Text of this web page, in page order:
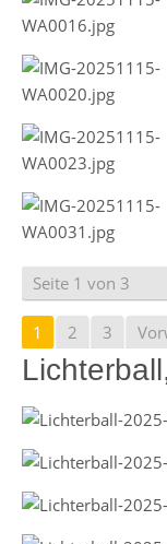
Seite 1 von 3
1 2 3